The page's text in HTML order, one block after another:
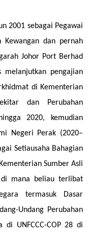
2001 sebagai Pegawai
dan pernah
Johor Port Berhad
melanjutkan pengajian
di Kementerian
dan Perubahan
2020, kemudian
Negeri Perak (2020–
Setiausaha Bahagian
Sumber Asli
di mana beliau terlibat
termasuk Dasar
Undang Perubahan
UNFCCC-COP 28 di